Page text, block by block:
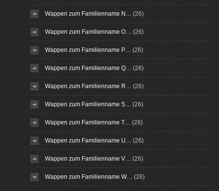
Wappen zum Familienname N… (26)
Wappen zum Familienname O… (26)
Wappen zum Familienname P… (26)
Wappen zum Familienname Q… (26)
Wappen zum Familienname R… (26)
Wappen zum Familienname S… (26)
Wappen zum Familienname T… (26)
Wappen zum Familienname U… (26)
Wappen zum Familienname V… (26)
Wappen zum Familienname W… (26)